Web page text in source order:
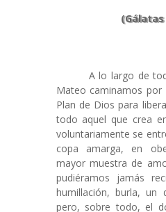
(Gálatas
A lo largo de
Mateo caminamos por
Plan de Dios para
todo aquel que crea
voluntariamente se
copa amarga, en
mayor muestra de
pudiéramos jamás
humillación, burla, un
pero, sobre todo, el